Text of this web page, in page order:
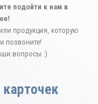
подойти к нам в
продукция, которую
позвоните!
вопросы :)